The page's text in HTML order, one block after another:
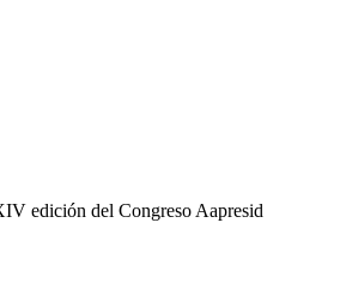
edición del Congreso Aapresid